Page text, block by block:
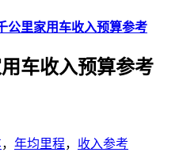
公里家用车收入预算参考
车收入预算参考
， 年均里程， 收入参考